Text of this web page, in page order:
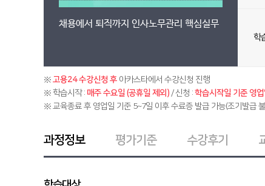
채용에서 퇴직까지 인사노무관리 핵심실무
학
※고용24 수강신청 후 아카스타에서 수강신청 진행
※ 학습시작 : 매주 수요일 (공휴일 제외) / 신청 :학습시작일 기준 영
※ 교육종료 후 영업일 기준 5~7일 이후 수료증 발급 가능(조기발급
과정정보 평가기준 수강후기